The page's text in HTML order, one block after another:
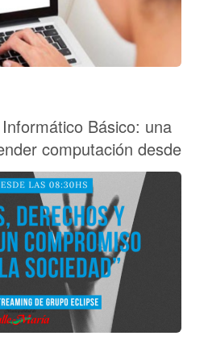
Básico: una
computación desde